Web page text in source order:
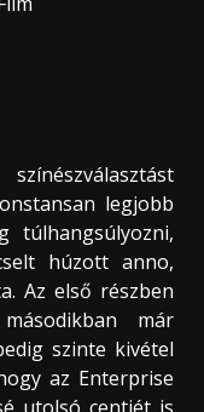
legjobb
túlhangsúlyozni,
húzott anno,
Az első részben
már
szinte kivétel
az Enterprise